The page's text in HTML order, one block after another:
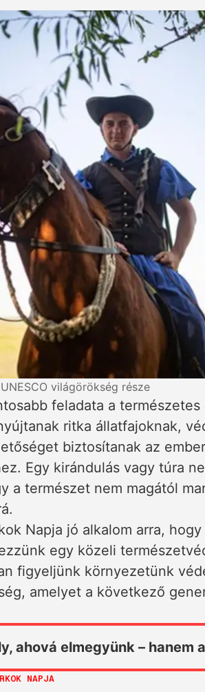
világörökség része
feladata a
ritka állatfajoknak,
biztosítanak az
Egy kirándulás vagy túra
a természet nem magától
Napja jó alkalom arra,
egy közeli
figyeljünk környezetünk
amelyet a következő
ahová elmegyünk – hanem
NAPJA